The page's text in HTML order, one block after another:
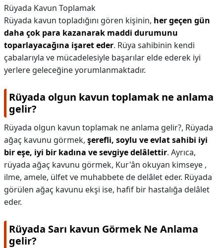
Rüyada Kavun Toplamak
Rüyada kavun topladığını gören kişinin, her geçen gün
daha çok para kazanarak maddi durumunu
toparlayacağına işaret eder. Rüya sahibinin kendi
çabalarıyla ve mücadelesiyle başarılar elde ederek iyi
yerlere geleceğine yorumlanmaktadır.
Rüyada olgun kavun toplamak ne anlama
gelir?
Rüyada olgun kavun toplamak ne anlama gelir?, Rüyada
ağaç kavunu görmek, şerefli, soylu ve evlat sahibi iyi
bir eşe, iyi bir kadına ve sevgiye delâlettir. Ayrıca,
rüyada ağaç kavunu görmek, Kur'ân okuyan kimseye ,
ilme, amele, ülfet ve muhabbete de delâlet eder. Rüyada
görülen ağaç kavunu ekşi ise, hafif bir hastalığa delâlet
eder.
Rüyada Sarı kavun Görmek Ne Anlama
gelir?